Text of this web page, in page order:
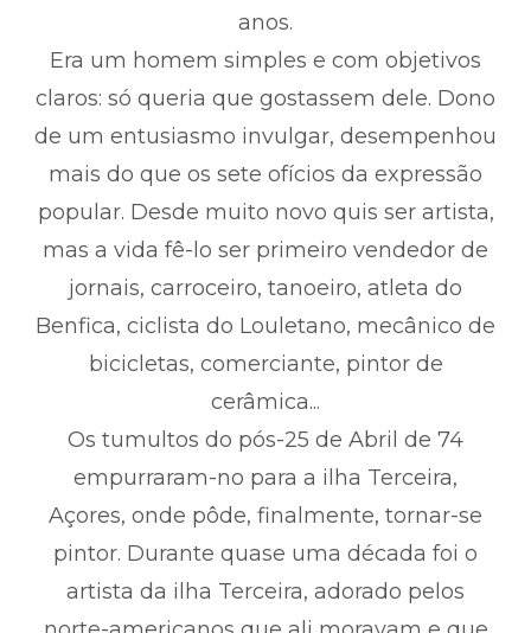
anos.
Era um homem simples e com objetivos
claros: só queria que gostassem dele. Dono
de um entusiasmo invulgar, desempenhou
mais do que os sete ofícios da expressão
popular. Desde muito novo quis ser artista,
mas a vida fê-lo ser primeiro vendedor de
jornais, carroceiro, tanoeiro, atleta do
Benfica, ciclista do Louletano, mecânico de
bicicletas, comerciante, pintor de
cerâmica...
Os tumultos do pós-25 de Abril de 74
empurraram-no para a ilha Terceira,
Açores, onde pôde, finalmente, tornar-se
pintor. Durante quase uma década foi o
artista da ilha Terceira, adorado pelos